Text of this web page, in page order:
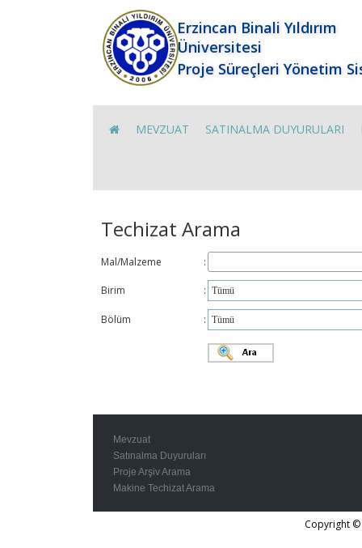
Erzincan Binali Yıldırım
Üniversitesi
Proje Süreçleri Yönetim
MEVZUAT SATINALMA DUYURULARI
Techizat Arama
Mal/Malzeme :
Birim :
Bölüm :
Mevzuat
Satınalma Duyuruları
Proje Arşiv Arama
Makine Techizat Arama
Copyright ©